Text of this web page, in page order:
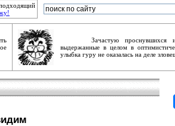
Зачастую проснувшихся
выдержанные в целом в
улыбка гуру не оказалась на деле